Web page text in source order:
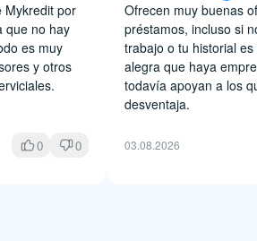
Mykredit por
que no hay
es muy
y otros
0 0
Ofrecen muy buenas
préstamos, incluso si
trabajo o tu historial
alegra que haya
todavía apoyan a los
desventaja.
03.08.2026